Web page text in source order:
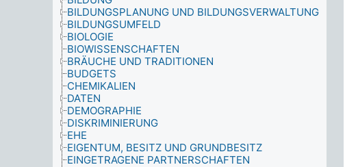
BILDUNGSPLANUNG UND BILDUNGSVERWALTUNG
BILDUNGSUMFELD
BIOLOGIE
BIOWISSENSCHAFTEN
BRÄUCHE UND TRADITIONEN
BUDGETS
CHEMIKALIEN
DATEN
DEMOGRAPHIE
DISKRIMINIERUNG
EHE
EIGENTUM, BESITZ UND GRUNDBESITZ
EINGETRAGENE PARTNERSCHAFTEN